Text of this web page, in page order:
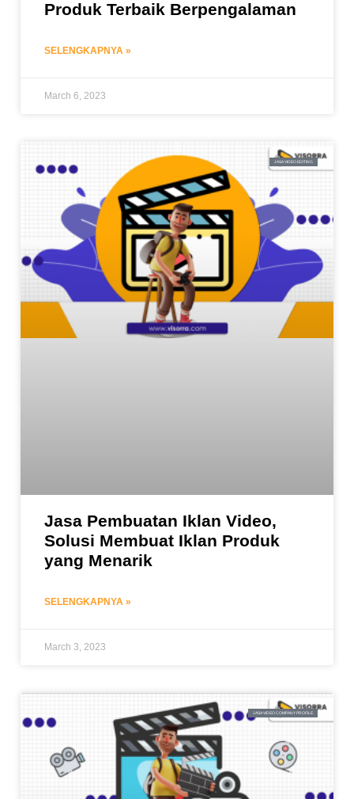
Produk Terbaik Berpengalaman
SELENGKAPNYA »
March 6, 2023
JASA VIDEO EDITING
Jasa Pembuatan Iklan Video,
Solusi Membuat Iklan Produk
yang Menarik
SELENGKAPNYA »
March 3, 2023
JASA VIDEO COMPANY PROFILE